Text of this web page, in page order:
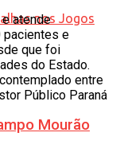
Mourão
atende
pacientes e
que foi
do Estado.
entre
Público Paraná